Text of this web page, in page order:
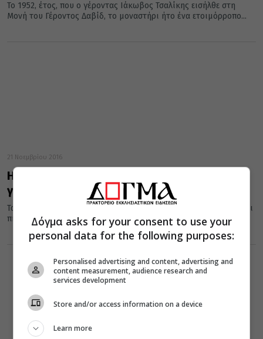
Το 1952, έτος, που ο γέροντας Ιάκωβος Τσαλίκης εισήλθε στη
Μονή του Γέροντος Δαβίδ, το μοναστήρι ήτο ένα ετοιμόρροπο...
21 Νοεμβρίου 2016
Η εμφάνιση της Αγίας Παρασκευής στον
γέροντα Ιάκωβο Τσαλίκη
Τα βράδια, όταν όλοι κοιμόντουσαν στο σπίτι, έβγαινε κρυφά και
πήγαινε σε ένα ξωκλήσι του χωριού, για να προσευχηθεί,...
Δόγμα asks for your consent to use your
personal data for the following purposes:
Personalised advertising and content, advertising and
content measurement, audience research and
services development
Store and/or access information on a device
Learn more